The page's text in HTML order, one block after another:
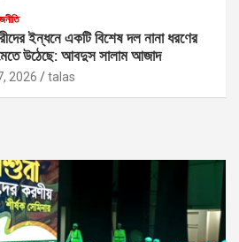
ইন্ধনে একটি বিশেষ দল নানা ধরণের
উঠেছে: আবদুস সালাম আজাদ
2026 talas